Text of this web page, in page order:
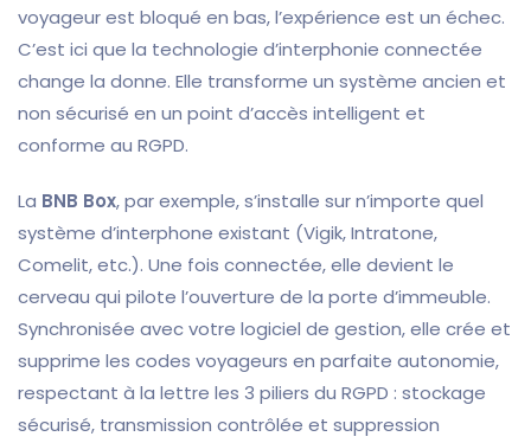
voyageur est bloqué en bas, l’expérience est un échec.
C’est ici que la technologie d’interphonie connectée
change la donne. Elle transforme un système ancien et
non sécurisé en un point d’accès intelligent et
conforme au RGPD.
La BNB Box, par exemple, s’installe sur n’importe quel
système d’interphone existant (Vigik, Intratone,
Comelit, etc.). Une fois connectée, elle devient le
cerveau qui pilote l’ouverture de la porte d’immeuble.
Synchronisée avec votre logiciel de gestion, elle crée et
supprime les codes voyageurs en parfaite autonomie,
respectant à la lettre les 3 piliers du RGPD : stockage
sécurisé, transmission contrôlée et suppression